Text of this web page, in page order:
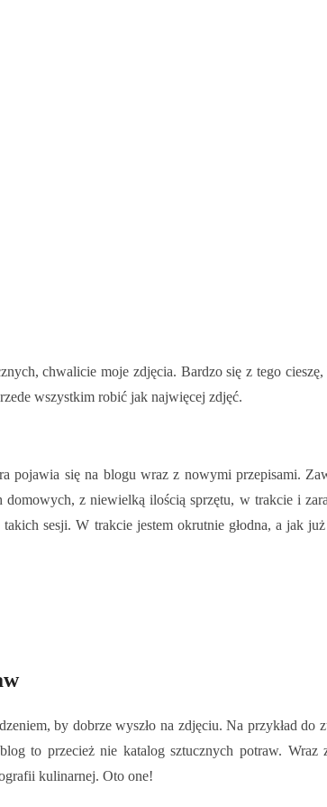
chwalicie moje zdjęcia. Bardzo się z tego
wszystkim robić jak najwięcej zdjęć.
pojawia się na blogu wraz z nowymi przepisami.
z niewielką ilością sprzętu, w trakcie i
sesji. W trakcie jestem okrutnie głodna, a jak
by dobrze wyszło na zdjęciu. Na przykład do
to przecież nie katalog sztucznych potraw.
kulinarnej. Oto one!